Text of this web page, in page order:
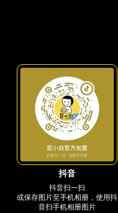
抖音
抖音扫一扫
或保存图片至手机相册，使用抖
音扫手机相册图片